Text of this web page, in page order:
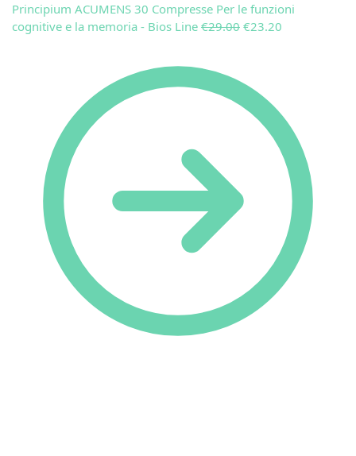
Principium ACUMENS 30 Compresse Per le funzioni
cognitive e la memoria - Bios Line €29.00 €23.20